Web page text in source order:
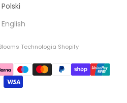
Polski
English
Technologia Shopify